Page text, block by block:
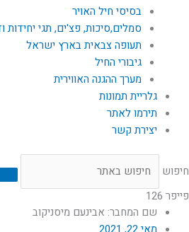
בסיסי חיל האויר
סמלים,סיכות, פצ'ים, תגי יחידות
תעופה צבאית בארץ ישראל
גיבורי החיל
מערך ההגנה האווירית
גלריית תמונות
תירמו לאתר
יצירת קשר
חיפוש
פייפר 126
שם המחבר: אבינעם מיסניקוב
מאי 22, 2021